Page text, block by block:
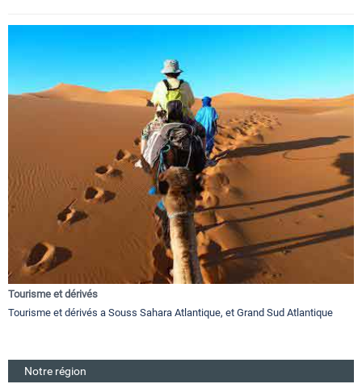
Tourisme et dérivés
Tourisme et dérivés a Souss Sahara Atlantique, et Grand Sud Atlantique
Notre région